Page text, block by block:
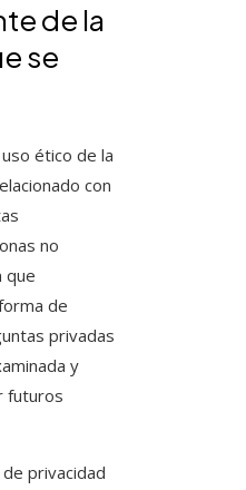
de la
se
ético de la
con
no
que
de
privadas
y
futuros
privacidad